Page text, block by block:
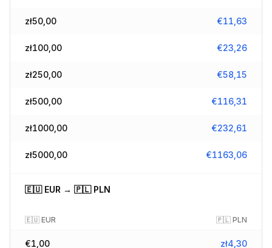
zł50,00 €11,63
zł100,00 €23,26
zł250,00 €58,15
zł500,00 €116,31
zł1000,00 €232,61
zł5000,00 €1163,06
🇪🇺 EUR → 🇵🇱 PLN
🇪🇺 EUR 🇵🇱 PLN
€1,00 zł4,30